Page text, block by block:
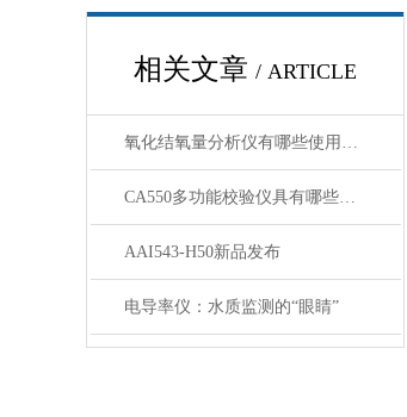
相关文章 / ARTICLE
氧化结氧量分析仪有哪些使用注意事项
CA550多功能校验仪具有哪些特点呢？
AAI543-H50新品发布
电导率仪：水质监测的“眼睛”